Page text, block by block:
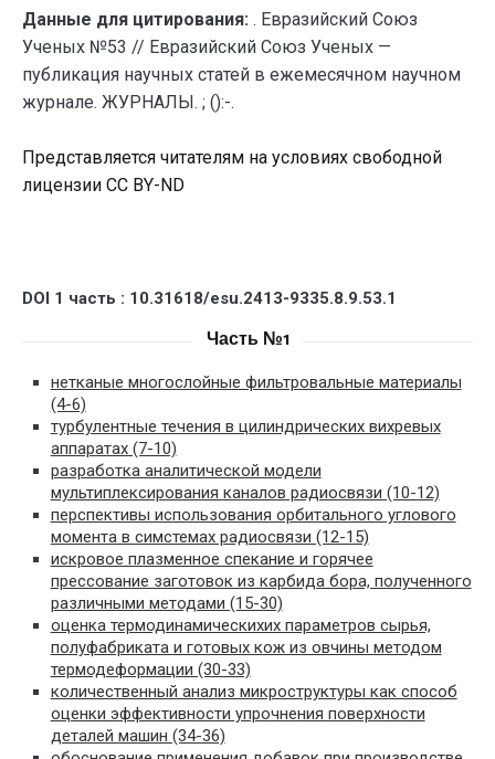
Данные для цитирования: . Евразийский Союз
Ученых №53 // Евразийский Союз Ученых —
публикация научных статей в ежемесячном научном
журнале. ЖУРНАЛЫ. ; ():-.
Представляется читателям на условиях свободной
лицензии CC BY-ND
DOI 1 часть : 10.31618/esu.2413-9335.8.9.53.1
Часть №1
нетканые многослойные фильтровальные материалы
(4-6)
турбулентные течения в цилиндрических вихревых
аппаратах (7-10)
разработка аналитической модели
мультиплексирования каналов радиосвязи (10-12)
перспективы использования орбитального углового
момента в симстемах радиосвязи (12-15)
искровое плазменное спекание и горячее
прессование заготовок из карбида бора, полученного
различными методами (15-30)
оценка термодинамическихих параметров сырья,
полуфабриката и готовых кож из овчины методом
термодеформации (30-33)
количественный анализ микроструктуры как способ
оценки эффективности упрочнения поверхности
деталей машин (34-36)